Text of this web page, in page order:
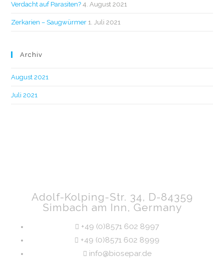
Verdacht auf Parasiten? 4. August 2021
Zerkarien – Saugwürmer 1. Juli 2021
Archiv
August 2021
Juli 2021
Adolf-Kolping-Str. 34, D-84359
Simbach am Inn, Germany
+49 (0)8571 602 8997
+49 (0)8571 602 8999
info@biosepar.de